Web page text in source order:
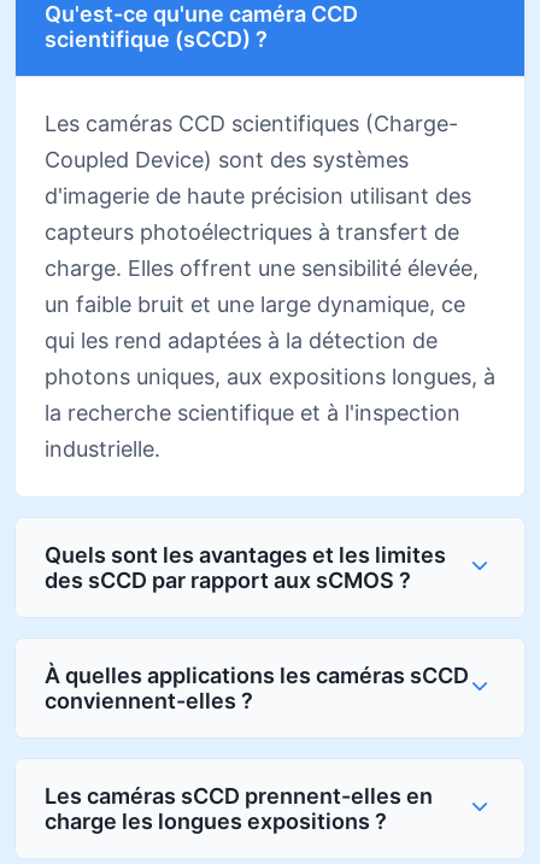
Qu'est-ce qu'une caméra CCD
scientifique (sCCD) ?
Les caméras CCD scientifiques (Charge-
Coupled Device) sont des systèmes
d'imagerie de haute précision utilisant des
capteurs photoélectriques à transfert de
charge. Elles offrent une sensibilité élevée,
un faible bruit et une large dynamique, ce
qui les rend adaptées à la détection de
photons uniques, aux expositions longues, à
la recherche scientifique et à l'inspection
industrielle.
Quels sont les avantages et les limites
des sCCD par rapport aux sCMOS ?
À quelles applications les caméras sCCD
conviennent-elles ?
Les caméras sCCD prennent-elles en
charge les longues expositions ?